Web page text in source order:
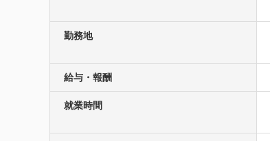
勤務地
給与・報酬
就業時間